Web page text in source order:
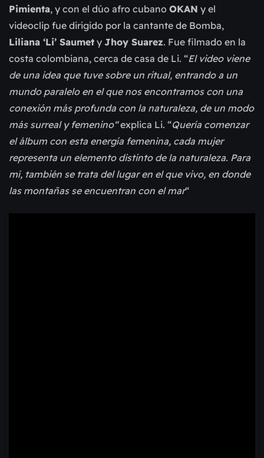
Pimienta, y con el dúo afro cubano OKAN y el
videoclip fue dirigido por la cantante de Bomba,
Liliana ‘Li’ Saumet y Jhoy Suarez. Fue filmado en la
costa colombiana, cerca de casa de Li. “El video viene
de una idea que tuve sobre un ritual, entrando a un
mundo paralelo en el que nos encontramos con una
conexión más profunda con la naturaleza, de un modo
más surreal y femenino“explica Li. “Quería comenzar
el álbum con esta energía femenina, cada mujer
representa un elemento distinto de la naturaleza. Para
mí, también se trata del lugar en el que vivo, en donde
las montañas se encuentran con el mar“